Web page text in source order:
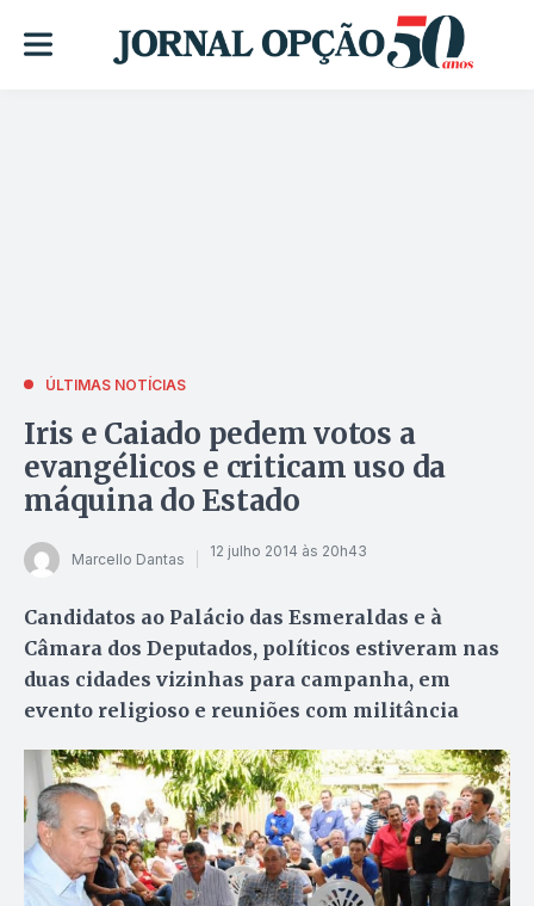
ÚLTIMAS NOTÍCIAS
Iris e Caiado pedem votos a
evangélicos e criticam uso da
máquina do Estado
Marcello Dantas 12 julho 2014 às 20h43
Candidatos ao Palácio das Esmeraldas e à
Câmara dos Deputados, políticos estiveram nas
duas cidades vizinhas para campanha, em
evento religioso e reuniões com militância